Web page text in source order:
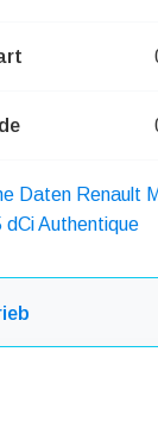
Daten Renault
dCi Authentique